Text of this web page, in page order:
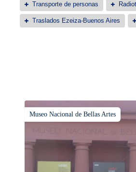
Transporte de personas
Traslados Ezeiza-Buenos Aires
Museo Nacional de Bellas Artes